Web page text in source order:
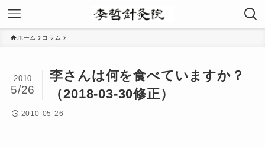
ホーム コラム
李さんは何を食べていますか？
（2018-03-30修正）
2010
5/26
2010-05-26